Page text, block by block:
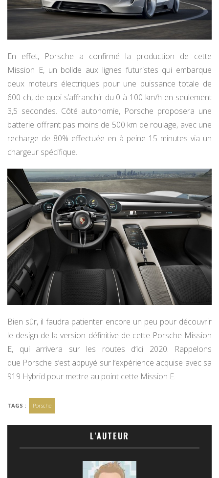
En effet, Porsche a confirmé la production de cette
Mission E, un bolide aux lignes futuristes qui embarque
deux moteurs électriques pour une puissance totale de
600 ch, de quoi s’affranchir du 0 à 100 km/h en seulement
3,5 secondes. Côté autonomie, Porsche proposera une
batterie offrant pas moins de 500 km de roulage, avec une
recharge de 80% effectuée en à peine 15 minutes via un
chargeur spécifique.
Bien sûr, il faudra patienter encore un peu pour découvrir
le design de la version définitive de cette Porsche Mission
E, qui arrivera sur les routes d’ici 2020. Rappelons
que Porsche s’est appuyé sur l’expérience acquise avec sa
919 Hybrid pour mettre au point cette Mission E.
TAGS : Porsche
L'AUTEUR